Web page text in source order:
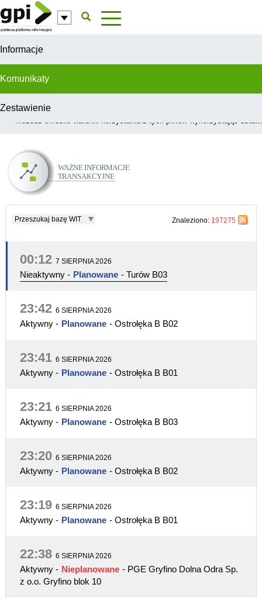
Przejdź do komentarzy
Informacje
Komunikaty
Zestawienie
W celu świadczenia usług na najwyższym poziomie, serwis GPI
Możesz określić warunki korzystania z tych plików wykorzystując
Ważne Informacje Transakcyjne
Znaleziono: 197275
Przeszukaj bazę WIT
00:12 7 SIERPNIA 2026
Nieaktywny- Planowane - Turów B03
23:42 6 SIERPNIA 2026
Aktywny- Planowane - Ostrołęka B B02
23:41 6 SIERPNIA 2026
Aktywny- Planowane - Ostrołęka B B01
23:21 6 SIERPNIA 2026
Aktywny- Planowane - Ostrołęka B B03
23:20 6 SIERPNIA 2026
Aktywny- Planowane - Ostrołęka B B02
23:19 6 SIERPNIA 2026
Aktywny- Planowane - Ostrołęka B B01
22:38 6 SIERPNIA 2026
Aktywny- Nieplanowane - PGE Gryfino Dolna Odra Sp.
z o.o. Gryfino blok 10